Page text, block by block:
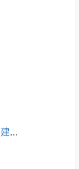
SpringBoot+Mybatis+Thymeleaf 搭建个人博客培训